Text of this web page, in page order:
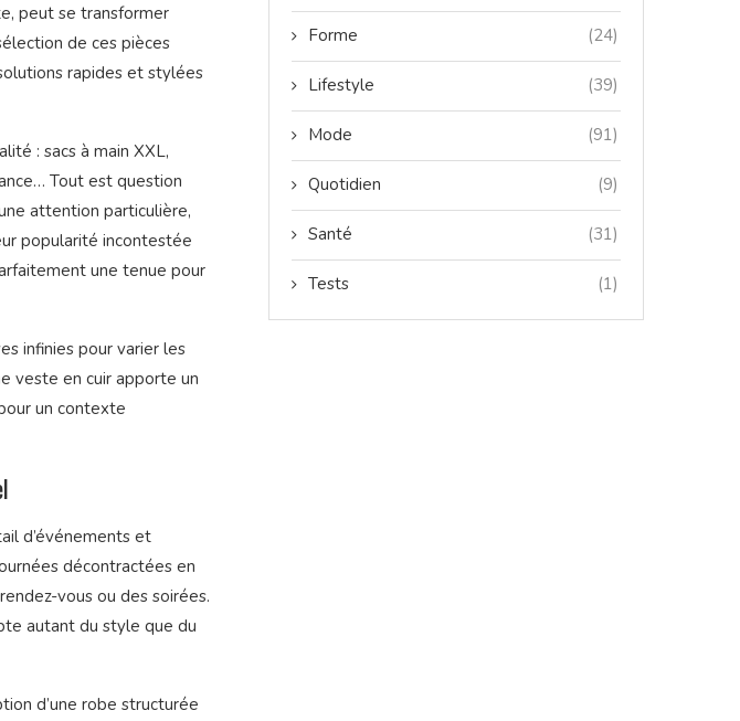
peut se transformer
de ces pièces
rapides et stylées
: sacs à main XXL,
Tout est question
attention particulière,
popularité incontestée
une tenue pour
infinies pour varier les
veste en cuir apporte un
un contexte
d’événements et
décontractées en
vous ou des soirées.
autant du style que du
d’une robe structurée
Forme (24)
Lifestyle (39)
Mode (91)
Quotidien (9)
Santé (31)
Tests (1)